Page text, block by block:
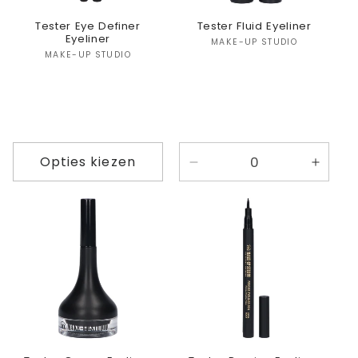
Tester Eye Definer
Eyeliner
Verkoper:
MAKE-UP STUDIO
Opties kiezen
Tester Fluid Eyeliner
Verkoper:
MAKE-UP STUDIO
verlagen
Aantal